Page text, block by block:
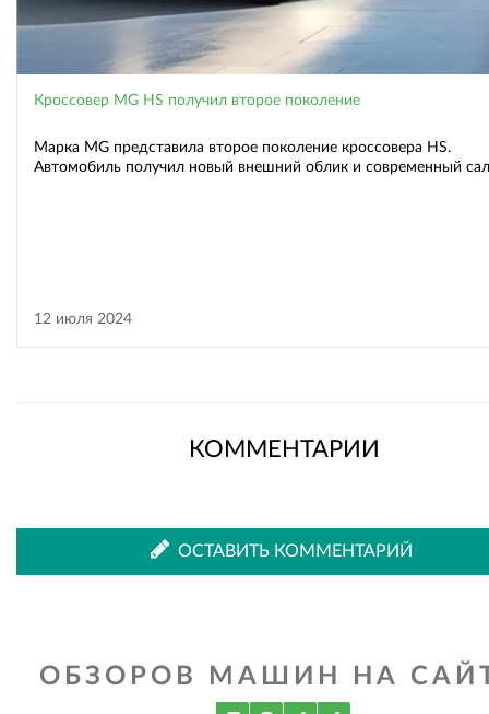
Кроссовер MG HS получил второе поколение
Марка MG представила второе поколение кроссовера HS.
Автомобиль получил новый внешний облик и современный
12 июля 2024
КОММЕНТАРИИ
ОСТАВИТЬ КОММЕНТАРИЙ
ОБЗОРОВ МАШИН НА